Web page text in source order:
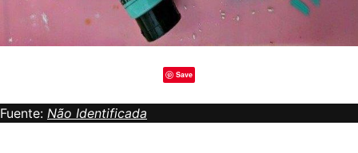
Save
Fuente: Não Identificada